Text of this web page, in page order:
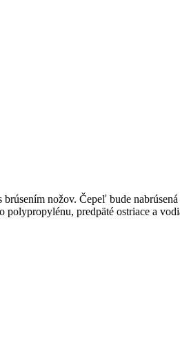
nožov. Čepeľ bude nabrúsená
predpäté ostriace a